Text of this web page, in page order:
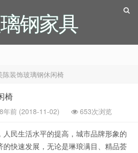
钢家具
陈装饰玻璃钢休闲椅
椅
8年前 (2018-11-02) 653次浏览
民生活水平的提高，城市品牌形象的
的快速发展，无论是琳琅满目、精品荟